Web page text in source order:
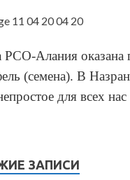
РСО-Алания оказана
(семена). В
для всех
ЗАПИСИ